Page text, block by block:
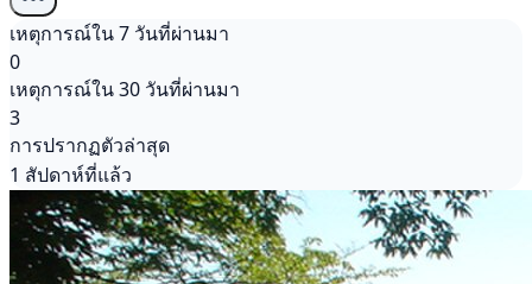
เหตุการณ์ใน 7 วันที่ผ่านมา
0
เหตุการณ์ใน 30 วันที่ผ่านมา
3
การปรากฏตัวล่าสุด
1 สัปดาห์ที่แล้ว